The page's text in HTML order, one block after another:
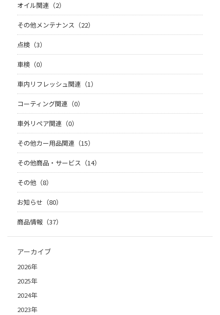
オイル関連（2）
その他メンテナンス（22）
点検（3）
車検（0）
車内リフレッシュ関連（1）
コーティング関連（0）
車外リペア関連（0）
その他カー用品関連（15）
その他商品・サービス（14）
その他（8）
お知らせ（80）
商品情報（37）
アーカイブ
2026年
2025年
2024年
2023年